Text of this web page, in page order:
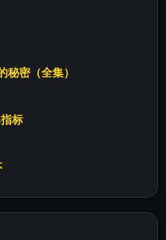
秘密（全集）
标